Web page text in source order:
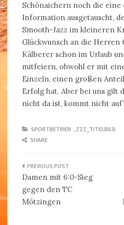
Schönaichern noch die eine
Information ausgetauscht,
Smooth-Jazz im kleineren
Glückwunsch an die Herren
Kälberer schon im Urlaub
mitfeiern, obwohl er mit
Einzeln, einen großen
Erfolg hat. Aber bei uns gilt
nicht da ist, kommt nicht
SPORTBETRIEB , ZZZ_TITELBILD
SHARE
Beitragsnavigation
Damen mit 6:0-Sieg
gegen den TC
Mötzingen